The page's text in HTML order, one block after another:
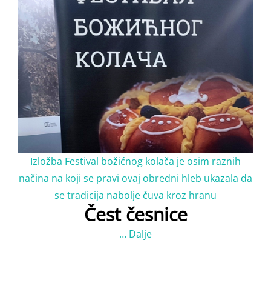
Izložba Festival božićnog kolača je osim raznih
načina na koji se pravi ovaj obredni hleb ukazala da
se tradicija nabolje čuva kroz hranu
Čest česnice
… Dalje